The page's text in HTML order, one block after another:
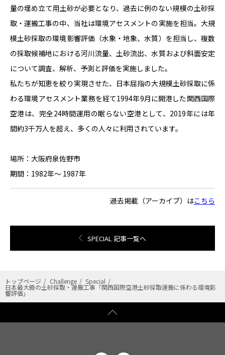
量の埋め立て用土砂が必要となり、過去に例のない規模の土砂採
取・運搬工事の中、当社は環境アセスメントの実施を担当。大規
模土砂採取の環境影響評価（水象・地象、水質）を担当し、複数
の採取候補地における河川流量、土砂流出、水質および斜面安定
について調査、解析、予測と評価を実施しました。
私たちが知恵を絞り実現させた、日本屈指の大規模土砂採取に係
わる環境アセスメント業務を経て1994年9月に開港した関西国際
空港は、完全24時間運用の眠らない空港として、2019年には年
間約3千万人を超え、多くの人々に利用されています。
場所：大阪府泉佐野市
期間：1982年～ 1987年
過去掲載（アーカイブ）はこちら
SPECIAL 記事一覧へ
トップページ Challenge Special
日本最大級の土砂採取・運搬工事「関西国際空港土砂採取運搬に係わる環境影
響評価」